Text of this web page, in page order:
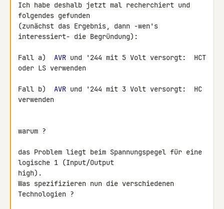
Ich habe deshalb jetzt mal recherchiert und
folgendes gefunden
(zunächst das Ergebnis, dann -wen's
interessiert- die Begründung):
Fall a) AVR und '244 mit 5 Volt versorgt:  HCT
oder LS verwenden
Fall b) AVR und '244 mit 3 Volt versorgt:  HC
verwenden
warum ?
das Problem liegt beim Spannungspegel für eine
logische 1 (Input/Output
high).
Was spezifizieren nun die verschiedenen
Technologien ?